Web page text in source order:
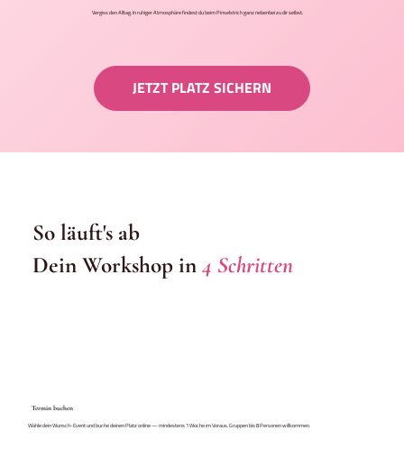
Vergiss den Alltag. In ruhiger Atmosphäre findest du beim Pinselstrich ganz nebenbei zu dir selbst.
JETZT PLATZ SICHERN
So läuft's ab
Dein Workshop in4 Schritten
Termin buchen
Wähle dein Wunsch-Event und buche deinen Platz online — mindestens 1 Woche im Voraus. Gruppen bis 8 Personen willkommen.